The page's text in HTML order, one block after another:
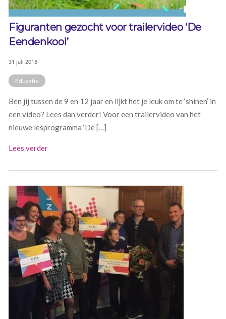
Figuranten gezocht voor trailervideo ‘De
Eendenkooi’
31 juli 2018
Educatie
Ben jij tussen de 9 en 12 jaar en lijkt het je leuk om te ‘shinen’ in
een video? Lees dan verder! Voor een trailervideo van het
nieuwe lesprogramma ‘De […]
Lees verder